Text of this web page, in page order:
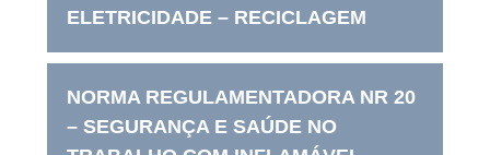
ELETRICIDADE – RECICLAGEM
NORMA REGULAMENTADORA NR 20
– SEGURANÇA E SAÚDE NO